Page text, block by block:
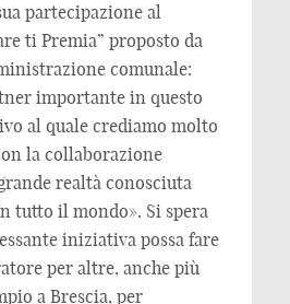
partecipazione al
ti Premia” proposto da
comunale:
importante in questo
al quale crediamo molto
la collaborazione
realtà conosciuta
tutto il mondo». Si spera
iniziativa possa fare
per altre, anche più
a Brescia, per